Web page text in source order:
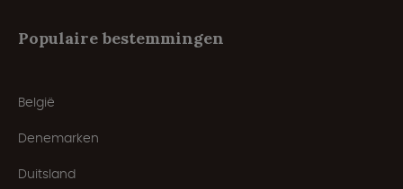
Populaire bestemmingen
België
Denemarken
Duitsland